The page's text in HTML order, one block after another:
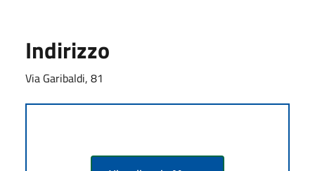
Indirizzo
Via Garibaldi, 81